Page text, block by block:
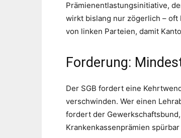
Prämienentlastungsinitiative,
wirkt bislang nur zögerlich –
von linken Parteien, damit
Forderung:
Der SGB fordert eine
verschwinden. Wer einen
fordert der
Krankenkassenprämien